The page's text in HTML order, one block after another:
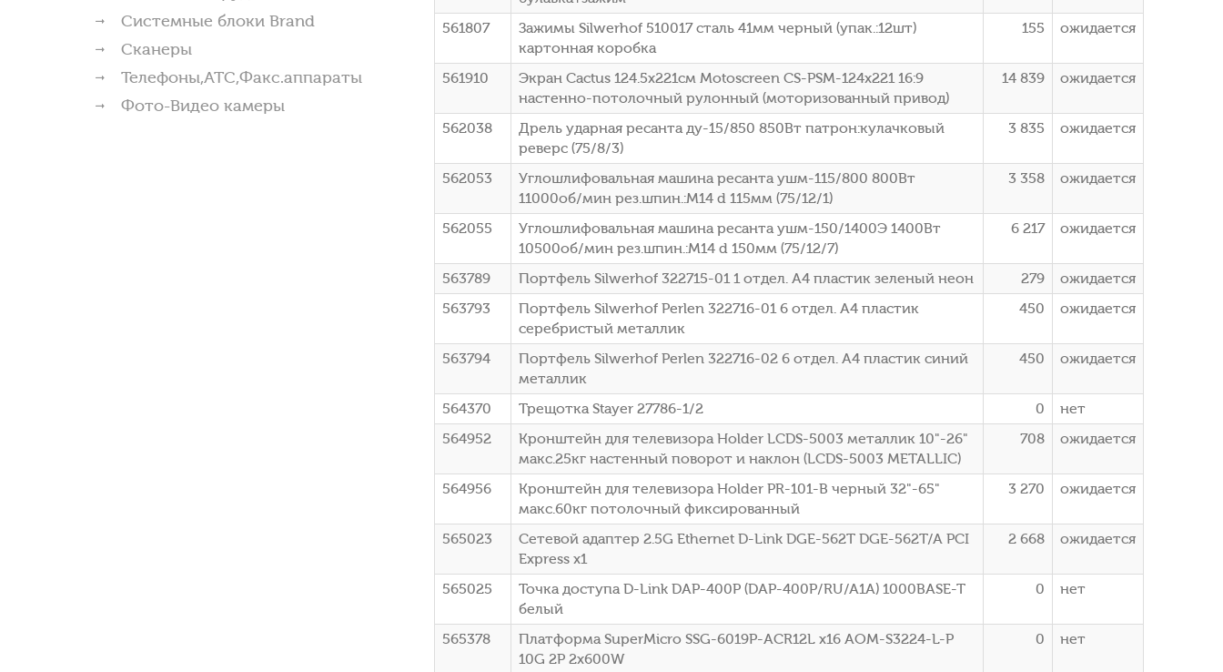
Системные блоки Brand
Сканеры
Телефоны,АТС,Факс.аппараты
Фото-Видео камеры
561807
Зажимы Silwerhof 510017 сталь 41мм черный (упак.:12шт)
картонная коробка
155 ожидается
561910
Экран Cactus 124.5x221см Motoscreen CS-PSM-124x221 16:9
настенно-потолочный рулонный (моторизованный привод)
14 839 ожидается
562038
Дрель ударная ресанта ду-15/850 850Вт патрон:кулачковый
реверс (75/8/3)
3 835 ожидается
562053
Углошлифовальная машина ресанта ушм-115/800 800Вт
11000об/мин рез.шпин.:M14 d 115мм (75/12/1)
3 358 ожидается
562055
Углошлифовальная машина ресанта ушм-150/1400Э 1400Вт
10500об/мин рез.шпин.:M14 d 150мм (75/12/7)
6 217 ожидается
563789 Портфель Silwerhof 322715-01 1 отдел. A4 пластик зеленый неон 279
ожидается
563793
Портфель Silwerhof Perlen 322716-01 6 отдел. A4 пластик
серебристый металлик
450 ожидается
563794
Портфель Silwerhof Perlen 322716-02 6 отдел. A4 пластик синий
металлик
450 ожидается
564370 Трещотка Stayer 27786-1/2 0
нет
564952
Кронштейн для телевизора Holder LCDS-5003 металлик 10"-26"
макс.25кг настенный поворот и наклон (LCDS-5003 METALLIC)
708 ожидается
564956
Кронштейн для телевизора Holder PR-101-B черный 32"-65"
макс.60кг потолочный фиксированный
3 270 ожидается
565023
Сетевой адаптер 2.5G Ethernet D-Link DGE-562T DGE-562T/A PCI
Express x1
2 668 ожидается
565025
Точка доступа D-Link DAP-400P (DAP-400P/RU/A1A) 1000BASE-T
белый
0 нет
565378
Платформа SuperMicro SSG-6019P-ACR12L x16 AOM-S3224-L-P
10G 2P 2x600W
0 нет